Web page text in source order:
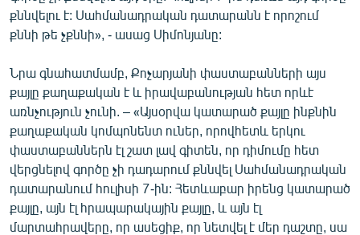
քննվելու է: Սահմանադրական դատարանն է որոշում
քննի թե չքննի», - ասաց Սիմոնյանը:
Նրա գնահատմամբ, Քոչարյանի փաստաբանների այս
քայլը քաղաքական է և իրավաբանության հետ որևէ
առնչություն չունի. – «Այսօրվա կատարած քայլը ինքնին
քաղաքական կոմպոնենտ ուներ, որովհետև երկու
փաստաբաններն էլ շատ լավ գիտեն, որ դիմումը հետ
վերցնելով գործը չի դադարում քննվել Սահմանադրական
դատարանում հուլիսի 7-ին: Հետևաբար իրենց կատարած
քայլը, այն էլ հրապարակային քայլը, և այն էլ
մարտահրավերը, որ ասեցիք, որ նետվել է մեր դաշտը, սա